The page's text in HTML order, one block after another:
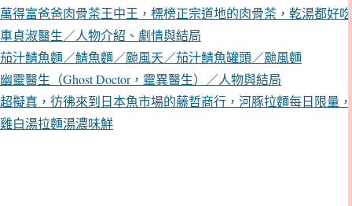
萬得富爸爸肉骨茶王中王，標榜正宗道地的肉骨茶，乾湯都好吃
車貞淑醫生／人物介紹、劇情與結局
茄汁鯖魚麵／鯖魚麵／颱風天／茄汁鯖魚罐頭／颱風麵
幽靈醫生（Ghost Doctor，靈異醫生）／人物與結局
超擬真，彷彿來到日本魚市場的藤哲商行，河豚拉麵每日限量，
雞白湯拉麵湯濃味鮮